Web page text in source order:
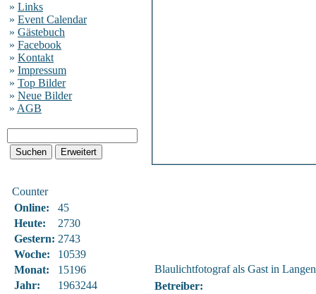
» Links
» Event Calendar
» Gästebuch
» Facebook
» Kontakt
» Impressum
» Top Bilder
» Neue Bilder
» AGB
Counter
Online:
45
Heute:
2730
Gestern: 2743
Woche:
10539
Monat:
15196
Jahr:
1963244
Blaulichtfotograf als Gast in
Betreiber: